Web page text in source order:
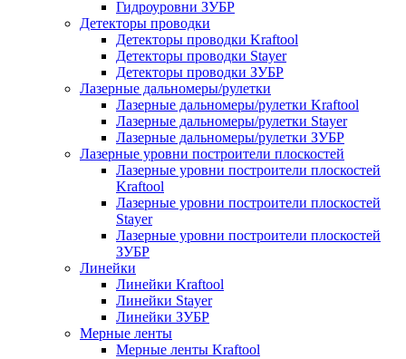
Гидроуровни ЗУБР
Детекторы проводки
Детекторы проводки Kraftool
Детекторы проводки Stayer
Детекторы проводки ЗУБР
Лазерные дальномеры/рулетки
Лазерные дальномеры/рулетки Kraftool
Лазерные дальномеры/рулетки Stayer
Лазерные дальномеры/рулетки ЗУБР
Лазерные уровни построители плоскостей
Лазерные уровни построители плоскостей
Kraftool
Лазерные уровни построители плоскостей
Stayer
Лазерные уровни построители плоскостей
ЗУБР
Линейки
Линейки Kraftool
Линейки Stayer
Линейки ЗУБР
Мерные ленты
Мерные ленты Kraftool